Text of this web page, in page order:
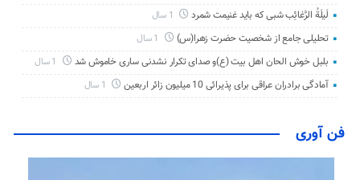
لَیلَةُ الرَّغائِب شبی که باید غنیمت شمرد
تحلیلی جامع از شخصیت حضرت زهرا(س)
بلبل خوش الحان اهل بیت (ع)و صدای تکرار نشدنی ساری خاموش شد
آمادگی برادران عراقی برای پذیرائی 10 میلیون زائر اربعین
فن آوری